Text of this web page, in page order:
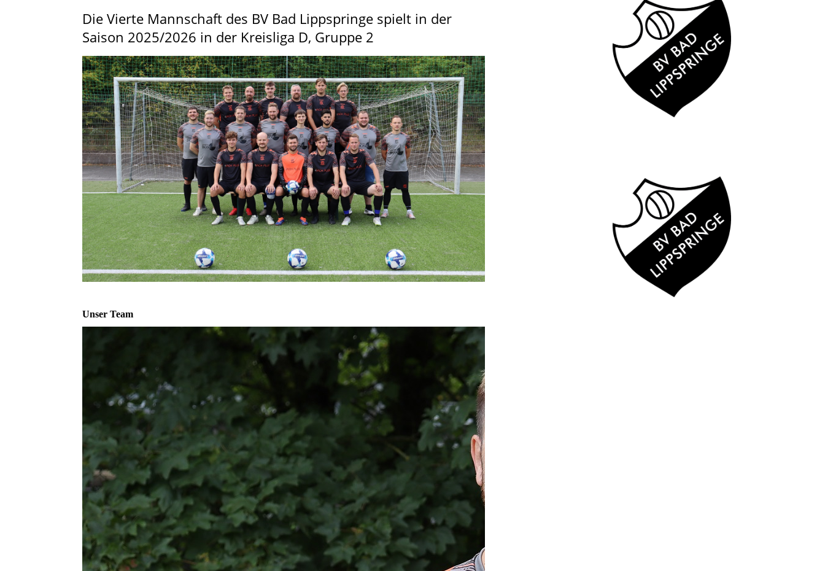
Die Vierte Mannschaft des BV Bad Lippspringe spielt in der
Saison 2025/2026 in der Kreisliga D, Gruppe 2
Unser Team